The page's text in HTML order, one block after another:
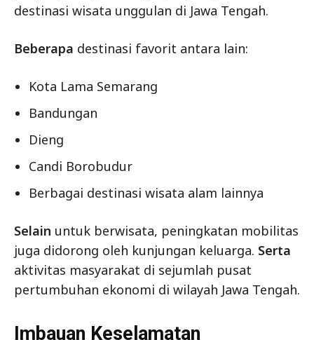
destinasi wisata unggulan di Jawa Tengah.
Beberapa destinasi favorit antara lain:
Kota Lama Semarang
Bandungan
Dieng
Candi Borobudur
Berbagai destinasi wisata alam lainnya
Selain untuk berwisata, peningkatan mobilitas
juga didorong oleh kunjungan keluarga. Serta
aktivitas masyarakat di sejumlah pusat
pertumbuhan ekonomi di wilayah Jawa Tengah.
Imbauan Keselamatan